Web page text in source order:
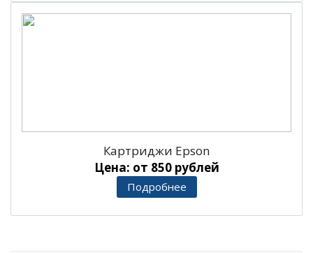
Картриджи Epson
Цена: от 850 рублей
Подробнее